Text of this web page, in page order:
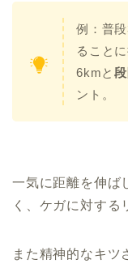
例：普
ること
6kmと
ント。
一気に距離を伸ば
く、ケガに対する
また精神的なキツ